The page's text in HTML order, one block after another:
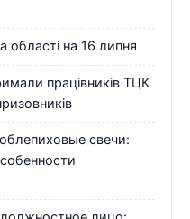
області на 16 липня
працівників ТЦК
свечи: